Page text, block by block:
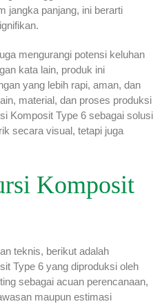
jangka panjang, ini berarti
mengurangi potensi keluhan
kata lain, produk ini
yang lebih rapi, aman, dan
material, dan proses produksi
Komposit Type 6 sebagai solusi
secara visual, tetapi juga
Komposit
teknis, berikut adalah
Type 6 yang diproduksi oleh
sebagai acuan perencanaan,
maupun estimasi